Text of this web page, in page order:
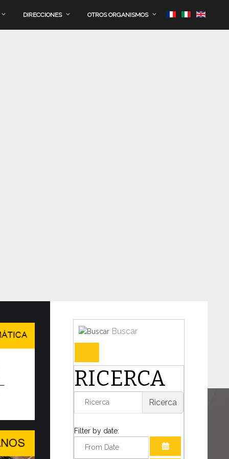
DIRECCIONES OTROS ORGANISMOS
en Ginebra el WSIS Forum
DEL DIÁLOGO EN UN MUNDO
TRANSFORMACIÓN
decisivo para la humanidad, el Papa León
Buscar
RICERCA
Ricerca
Filter by date: